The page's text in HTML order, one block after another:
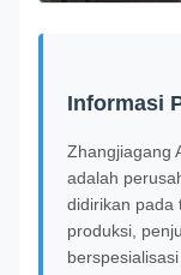
Informasi
Zhangjiagang
adalah
didirikan pada
produksi,